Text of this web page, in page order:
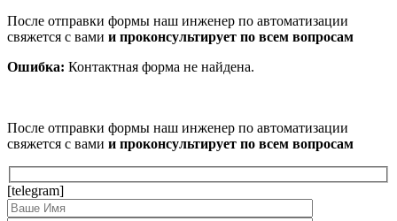
После отправки формы наш инженер по автоматизации
свяжется с вами и проконсультирует по всем вопросам
Ошибка: Контактная форма не найдена.
После отправки формы наш инженер по автоматизации
свяжется с вами и проконсультирует по всем вопросам
[telegram]